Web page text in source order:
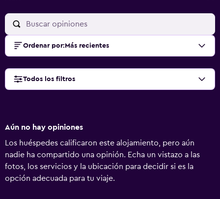
Ordenar por: Más recientes
Todos los filtros
Aún no hay opiniones
Los huéspedes calificaron este alojamiento, pero aún
nadie ha compartido una opinión. Echa un vistazo a las
fotos, los servicios y la ubicación para decidir si es la
opción adecuada para tu viaje.